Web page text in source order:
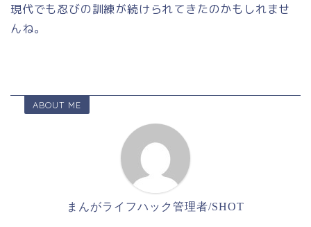
現代でも忍びの訓練が続けられてきたのかもしれませ
んね。
ABOUT ME
まんがライフハック管理者/SHOT